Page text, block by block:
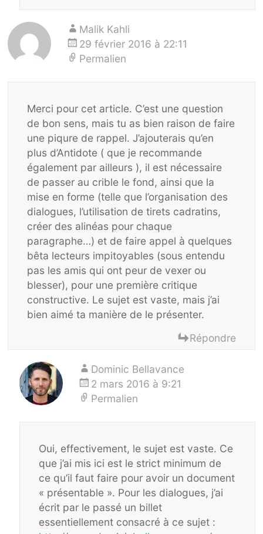
Malik Kahli
29 février 2016 à 22:11
Permalien
Merci pour cet article. C’est une question
de bon sens, mais tu as bien raison de faire
une piqure de rappel. J’ajouterais qu’en
plus d’Antidote ( que je recommande
également par ailleurs ), il est nécessaire
de passer au crible le fond, ainsi que la
mise en forme (telle que l’organisation des
dialogues, l’utilisation de tirets cadratins,
créer des alinéas pour chaque
paragraphe…) et de faire appel à quelques
bêta lecteurs impitoyables (sous entendu
pas les amis qui ont peur de vexer ou
blesser), pour une première critique
constructive. Le sujet est vaste, mais j’ai
bien aimé ta manière de le présenter.
Répondre
Dominic Bellavance
2 mars 2016 à 9:21
Permalien
Oui, effectivement, le sujet est vaste. Ce
que j’ai mis ici est le strict minimum de
ce qu’il faut faire pour avoir un document
« présentable ». Pour les dialogues, j’ai
écrit par le passé un billet
essentiellement consacré à ce sujet :